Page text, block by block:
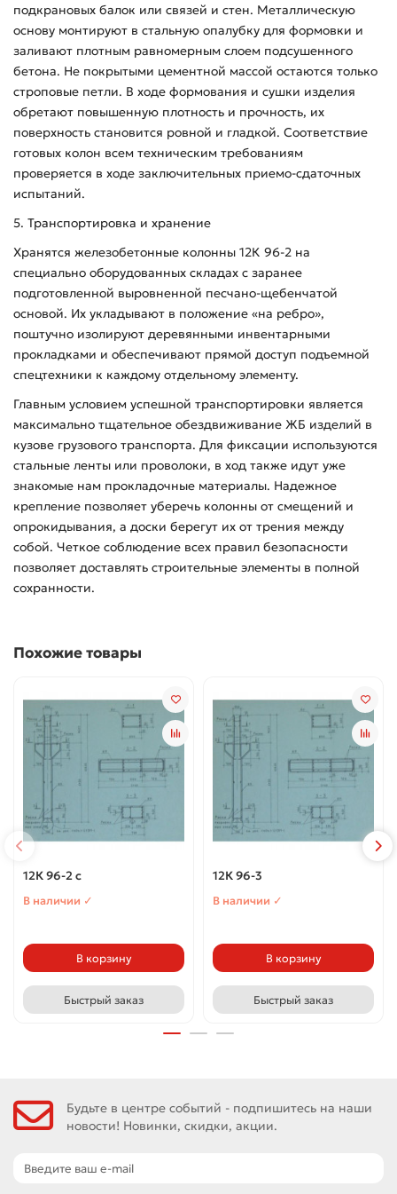
подкрановых балок или связей и стен. Металлическую
основу монтируют в стальную опалубку для формовки и
заливают плотным равномерным слоем подсушенного
бетона. Не покрытыми цементной массой остаются только
строповые петли. В ходе формования и сушки изделия
обретают повышенную плотность и прочность, их
поверхность становится ровной и гладкой. Соответствие
готовых колон всем техническим требованиям
проверяется в ходе заключительных приемо-сдаточных
испытаний.
5. Транспортировка и хранение
Хранятся железобетонные колонны 12К 96-2 на
специально оборудованных складах с заранее
подготовленной выровненной песчано-щебенчатой
основой. Их укладывают в положение «на ребро»,
поштучно изолируют деревянными инвентарными
прокладками и обеспечивают прямой доступ подъемной
спецтехники к каждому отдельному элементу.
Главным условием успешной транспортировки является
максимально тщательное обездвиживание ЖБ изделий в
кузове грузового транспорта. Для фиксации используются
стальные ленты или проволоки, в ход также идут уже
знакомые нам прокладочные материалы. Надежное
крепление позволяет уберечь колонны от смещений и
опрокидывания, а доски берегут их от трения между
собой. Четкое соблюдение всех правил безопасности
позволяет доставлять строительные элементы в полной
сохранности.
Похожие товары
12К 96-2 с
В наличии ✓
В корзину
Быстрый заказ
12К 96-3
В наличии ✓
В корзину
Быстрый заказ
Будьте в центре событий - подпишитесь на наши
новости! Новинки, скидки, акции.